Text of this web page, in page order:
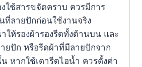
ใช้สารขจัดคราบ ควรมีการ
ที่ลายปักก่อนใช้งานจริง
ให้รองผ้ารองรีดทั้งด้านบน และ
ยปัก หรือรีดผ้าที่มีลายปักจาก
หากใช้เตารีดไอน้ำ ควรตั้งค่า